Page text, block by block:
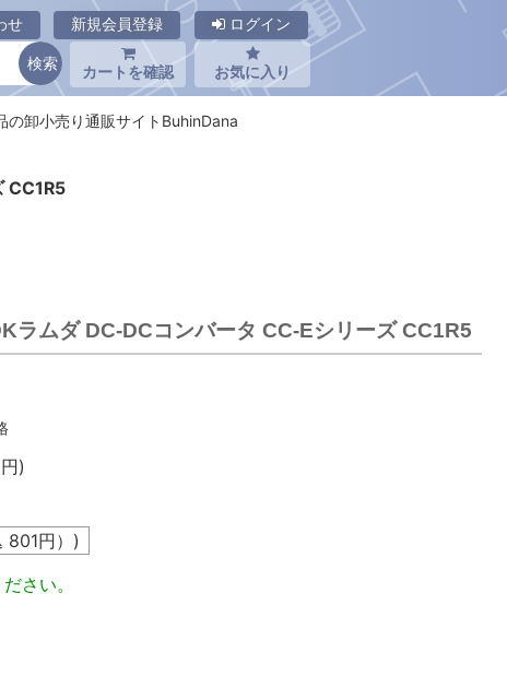
せ 新規会員登録 ログイン
カートを確認 お気に入り
CC1R5
卸小売り通販サイトBuhinDana
ラムダ DC-DCコンバータ CC-Eシリーズ CC1R5
円)
801円）)
さい。